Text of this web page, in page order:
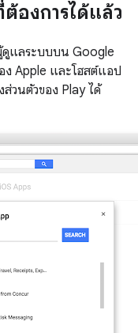
องการได้แล้ว
ดูแลระบบบน Google
Apple และโฮสต์แอป
วนตัวของ Play ได้